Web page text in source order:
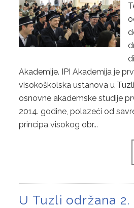
Akademije. IPI Akademija je
visokoškolska ustanova u
osnovne akademske studije
2014. godine, polazeći od
principa visokog obr...
U Tuzli održana 2.